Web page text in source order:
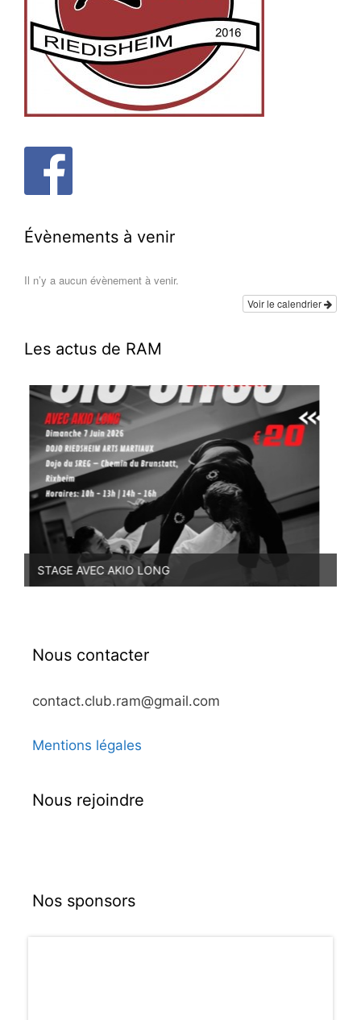
Évènements à venir
Il n’y a aucun évènement à venir.
Voir le calendrier
Les actus de RAM
STAGE AVEC AKIO LONG
Nous contacter
contact.club.ram@gmail.com
Mentions légales
Nous rejoindre
Nos sponsors